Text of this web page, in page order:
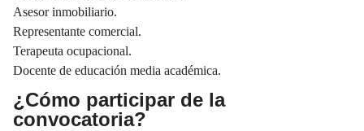
Asesor inmobiliario.
Representante comercial.
Terapeuta ocupacional.
Docente de educación media académica.
¿Cómo participar de la
convocatoria?